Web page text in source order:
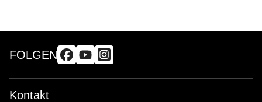
FOLGEN
Kontakt